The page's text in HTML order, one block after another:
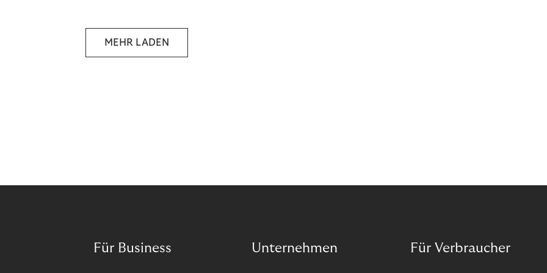
MEHR LADEN
Für Business Unternehmen Für Verbraucher